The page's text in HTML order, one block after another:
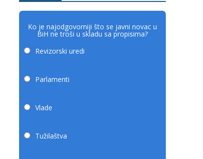
Ko je najodgovorniji što se javni novac u
BiH ne troši u skladu sa propisima?
Revizorski uredi
Parlamenti
Vlade
Tužilaštva